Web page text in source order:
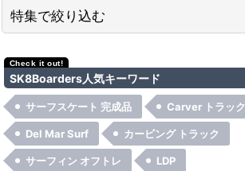
特集で絞り込む
Del Mar Surfsk8
NitroSK8
Rugged Truck
Original Skateboards
SK8Boarders人気キーワード
サーフスケート 完成品 Carver トラック
Del Mar Surf カービング トラック
サーフィン オフトレ LDP